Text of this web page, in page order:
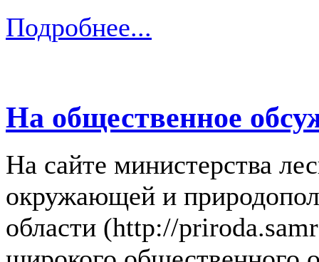
Подробнее...
На общественное
На сайте министерства
окружающей и
области (http://